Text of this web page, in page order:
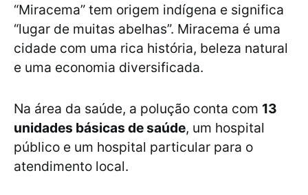
“Miracema” tem origem indígena e significa
“lugar de muitas abelhas”. Miracema é uma
cidade com uma rica história, beleza natural
e uma economia diversificada.
Na área da saúde, a polução conta com 13
unidades básicas de saúde, um hospital
público e um hospital particular para o
atendimento local.